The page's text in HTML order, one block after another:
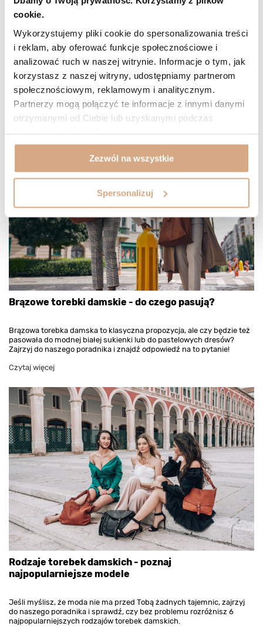
cookie.
Wykorzystujemy pliki cookie do spersonalizowania treści
i reklam, aby oferować funkcje społecznościowe i
analizować ruch w naszej witrynie. Informacje o tym, jak
korzystasz z naszej witryny, udostępniamy partnerom
społecznościowym, reklamowym i analitycznym.
Partnerzy mogą połączyć te informacje z innymi danymi
otrzymanymi od Ciebie lub uzyskanymi podczas
Zezwól na wszystkie
Spersonalizuj
5 dużych torebek do pracy dla multizadanowych
kobiet
Szukasz pojemnej skórzanej torebki damskiej? To nie tylko
shopperka, ale też na przykład torebka-plecak. Sprawdź naszą listę
najciekawszych modeli dla aktywnych i zabieganych kobiet, które styl
lubią łączyć z komfortem.
Czytaj więcej
Brązowe torebki damskie - do czego pasują?
Brązowa torebka damska to klasyczna propozycja, ale czy będzie też
pasowała do modnej białej sukienki lub do pastelowych dresów?
Zajrzyj do naszego poradnika i znajdź odpowiedź na to pytanie!
Czytaj więcej
Rodzaje torebek damskich - poznaj
najpopularniejsze modele
Jeśli myślisz, że moda nie ma przed Tobą żadnych tajemnic, zajrzyj
do naszego poradnika i sprawdź, czy bez problemu rozróżnisz 6
najpopularniejszych rodzajów torebek damskich.